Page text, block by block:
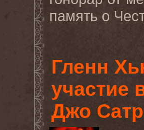
память о
Гленн
участие
Джо